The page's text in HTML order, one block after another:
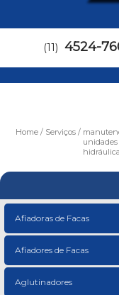
(11) 4524-
Home Serviços
unidades
Afiadoras de Facas
Afiadores de Facas
Aglutinadores